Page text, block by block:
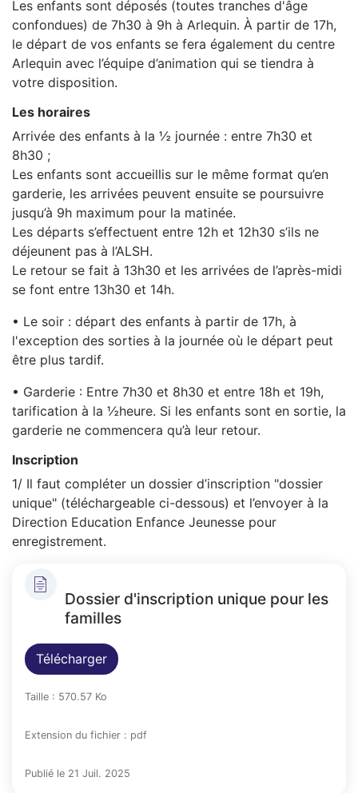
Les enfants sont déposés (toutes tranches d'âge
confondues) de 7h30 à 9h à Arlequin. À partir de 17h,
le départ de vos enfants se fera également du centre
Arlequin avec l’équipe d’animation qui se tiendra à
votre disposition.
Les horaires
Arrivée des enfants à la ½ journée : entre 7h30 et
8h30 ;
Les enfants sont accueillis sur le même format qu’en
garderie, les arrivées peuvent ensuite se poursuivre
jusqu’à 9h maximum pour la matinée.
Les départs s’effectuent entre 12h et 12h30 s’ils ne
déjeunent pas à l’ALSH.
Le retour se fait à 13h30 et les arrivées de l’après-midi
se font entre 13h30 et 14h.
• Le soir : départ des enfants à partir de 17h, à
l'exception des sorties à la journée où le départ peut
être plus tardif.
• Garderie : Entre 7h30 et 8h30 et entre 18h et 19h,
tarification à la ½heure. Si les enfants sont en sortie, la
garderie ne commencera qu’à leur retour.
Inscription
1/ Il faut compléter un dossier d’inscription "dossier
unique" (téléchargeable ci-dessous) et l’envoyer à la
Direction Education Enfance Jeunesse pour
enregistrement.
Dossier d'inscription unique pour les
familles
Télécharger
Taille : 570.57 Ko
Extension du fichier : pdf
Publié le 21 Juil. 2025